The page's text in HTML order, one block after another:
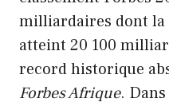
milliardaires dont
atteint 20 100
record historique
Forbes Afrique.